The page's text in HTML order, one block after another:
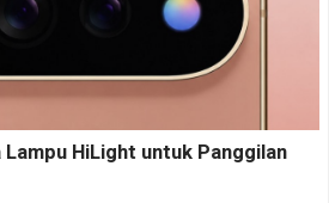
Lampu HiLight untuk Panggilan